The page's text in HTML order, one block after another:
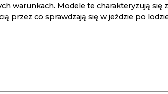
warunkach. Modele te charakteryzują się
przez co sprawdzają się w jeździe po